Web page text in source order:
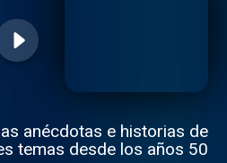
anécdotas e historias de
temas desde los años 50.